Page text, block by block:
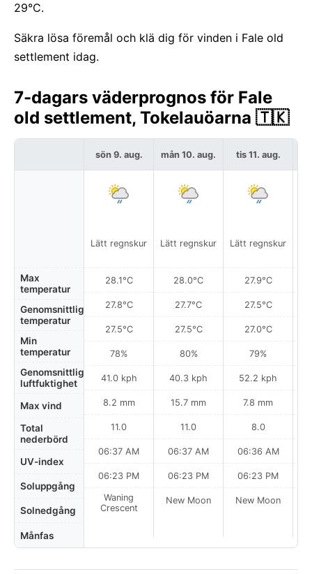
29°C.
Säkra lösa föremål och klä dig för vinden i Fale old
settlement idag.
7-dagars väderprognos för Fale
old settlement, Tokelauöarna 🇹🇰
Max
temperatur
Genomsnittlig
temperatur
Min
temperatur
Genomsnittlig
luftfuktighet
Max vind
Total
nederbörd
UV-index
Soluppgång
Solnedgång
Månfas
sön 9. aug.
Lätt regnskur
28.1°C
27.8°C
27.5°C
78%
41.0 kph
8.2 mm
11.0
06:37 AM
06:23 PM
Waning
Crescent
mån 10. aug.
Lätt regnskur
28.0°C
27.7°C
27.5°C
80%
40.3 kph
15.7 mm
11.0
06:37 AM
06:23 PM
New Moon
tis 11. aug.
Lätt regnskur
27.9°C
27.5°C
27.0°C
79%
52.2 kph
7.8 mm
8.0
06:36 AM
06:23 PM
New Moon